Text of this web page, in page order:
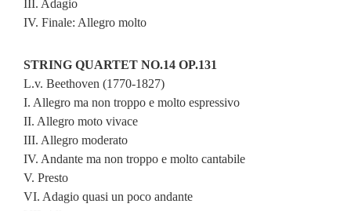
III. Adagio
IV. Finale: Allegro molto
STRING QUARTET NO.14 OP.131
L.v. Beethoven (1770-1827)
I. Allegro ma non troppo e molto espressivo
II. Allegro moto vivace
III. Allegro moderato
IV. Andante ma non troppo e molto cantabile
V. Presto
VI. Adagio quasi un poco andante